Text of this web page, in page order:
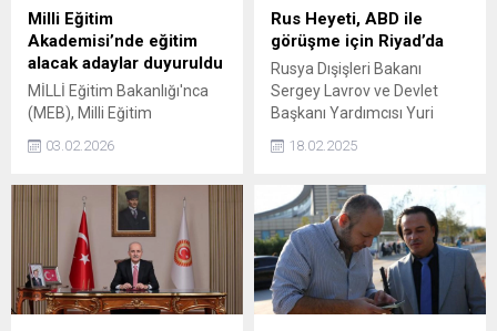
benzeri görülmemiş vahşi
bir suç olduğunu
vurgulayarak tepki gösterdi.
elendi? Survivor'da ödül
oyununu kim kazandı?
Milli Eğitim
Akademisi’nde eğitim
alacak adaylar duyuruldu
MİLLİ Eğitim Bakanlığı'nca
(MEB), Milli Eğitim
hazırlık eğitimine alınacak
'personel.meb.gov.tr'
adresinden duyuruldu.
03.02.2026
Rus Heyeti, ABD ile
görüşme için Riyad’da
Rusya Dışişleri Bakanı
Sergey Lavrov ve Devlet
Başkanı Yardımcısı Yuri
heyeti, ABD heyetiyle
Suudi Arabistan'ın Riyad
kentine ulaştı.
18.02.2025